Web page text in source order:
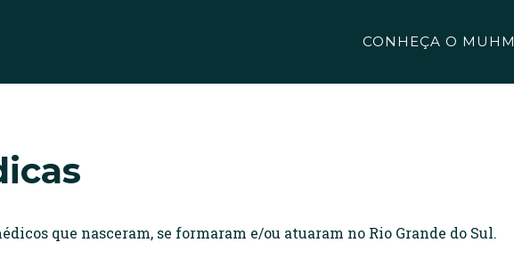
CONHEÇA O MUHM
que nasceram, se formaram e/ou atuaram no Rio Grande do Sul.